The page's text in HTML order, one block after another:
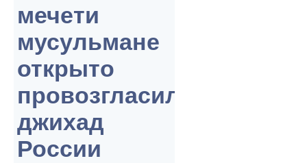
мечети
мусульмане
открыто
провозгласили
джихад
России